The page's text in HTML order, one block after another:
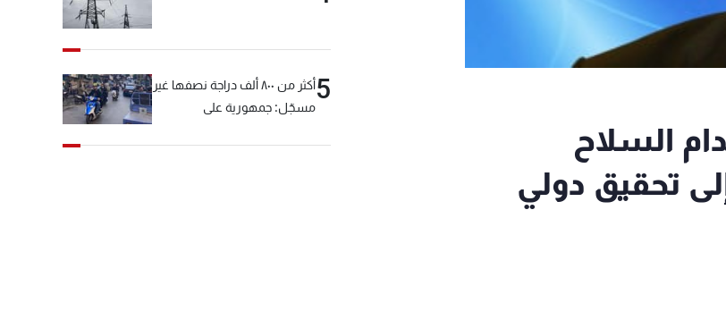
السلاح
تحقيق دولي
5
أكثر من ٨٠٠ ألف دراجة نصفها غير
مسجّل: جمهورية على